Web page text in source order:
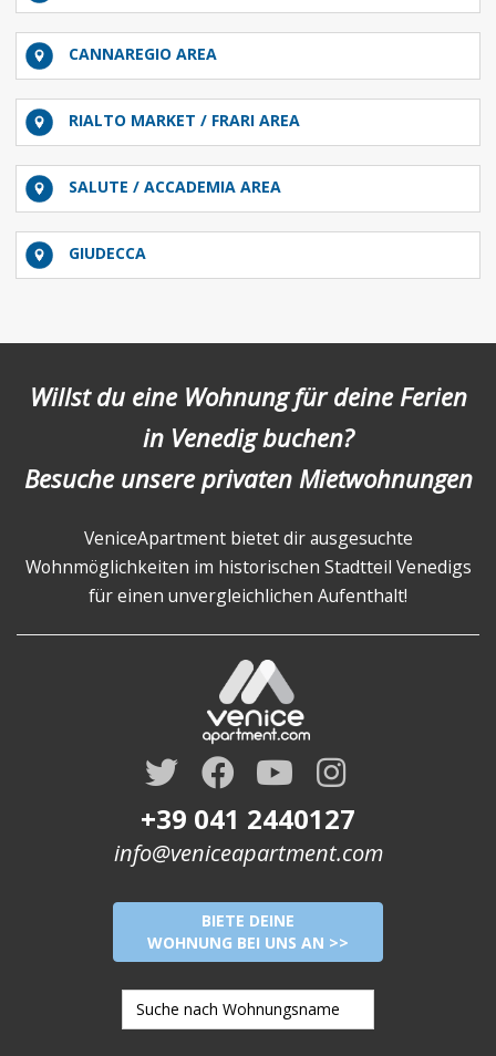
CANNAREGIO AREA
RIALTO MARKET / FRARI AREA
SALUTE / ACCADEMIA AREA
GIUDECCA
Willst du eine Wohnung für deine Ferien
in Venedig buchen?
Besuche unsere privaten Mietwohnungen
VeniceApartment bietet dir ausgesuchte
Wohnmöglichkeiten im historischen Stadtteil Venedigs
für einen unvergleichlichen Aufenthalt!
+39 041 2440127
info@veniceapartment.com
BIETE DEINE
WOHNUNG BEI UNS AN >>